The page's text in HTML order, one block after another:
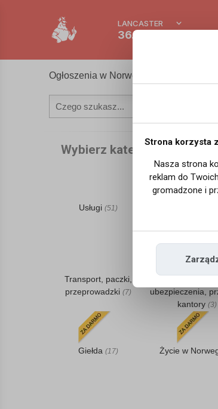
LANCASTER
36.5 °C
Ogłoszenia w Norwegii
Wybierz kategorię
Usługi (51)
Transport, paczki,
przeprowadzki (7)
ubezpieczenia,
kantory (3)
Giełda (17) Życie w
Strona korzysta
Nasza strona
reklam do
gromadzone i